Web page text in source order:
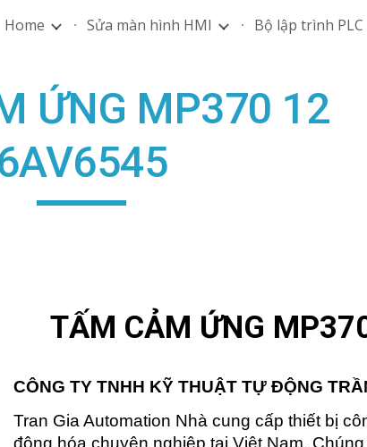
Skip to navigation
Home Sửa màn hình HMI Bộ lập trình PLC
ỨNG MP370 12
TẤM CẢM ỨNG
CÔNG TY TNHH KỸ THUẬT TỰ ĐỘNG
Tran Gia Automation Nhà cung cấp thiết bị